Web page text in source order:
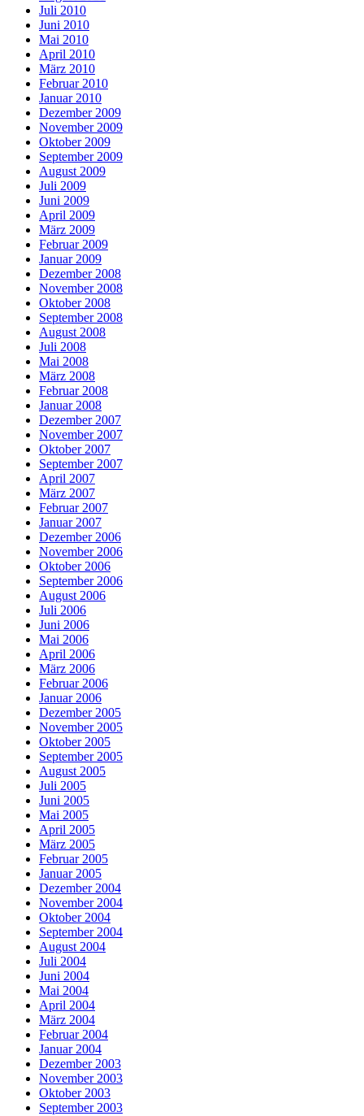
Juli 2010
Juni 2010
Mai 2010
April 2010
März 2010
Februar 2010
Januar 2010
Dezember 2009
November 2009
Oktober 2009
September 2009
August 2009
Juli 2009
Juni 2009
April 2009
März 2009
Februar 2009
Januar 2009
Dezember 2008
November 2008
Oktober 2008
September 2008
August 2008
Juli 2008
Mai 2008
März 2008
Februar 2008
Januar 2008
Dezember 2007
November 2007
Oktober 2007
September 2007
April 2007
März 2007
Februar 2007
Januar 2007
Dezember 2006
November 2006
Oktober 2006
September 2006
August 2006
Juli 2006
Juni 2006
Mai 2006
April 2006
März 2006
Februar 2006
Januar 2006
Dezember 2005
November 2005
Oktober 2005
September 2005
August 2005
Juli 2005
Juni 2005
Mai 2005
April 2005
März 2005
Februar 2005
Januar 2005
Dezember 2004
November 2004
Oktober 2004
September 2004
August 2004
Juli 2004
Juni 2004
Mai 2004
April 2004
März 2004
Februar 2004
Januar 2004
Dezember 2003
November 2003
Oktober 2003
September 2003